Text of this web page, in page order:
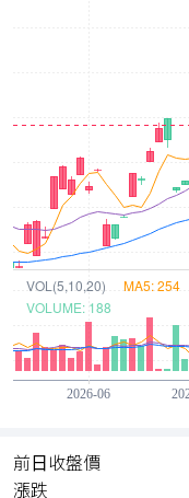
前日收盤價
漲跌